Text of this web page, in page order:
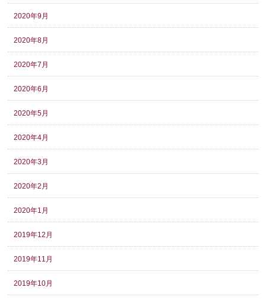
2020年9月
2020年8月
2020年7月
2020年6月
2020年5月
2020年4月
2020年3月
2020年2月
2020年1月
2019年12月
2019年11月
2019年10月